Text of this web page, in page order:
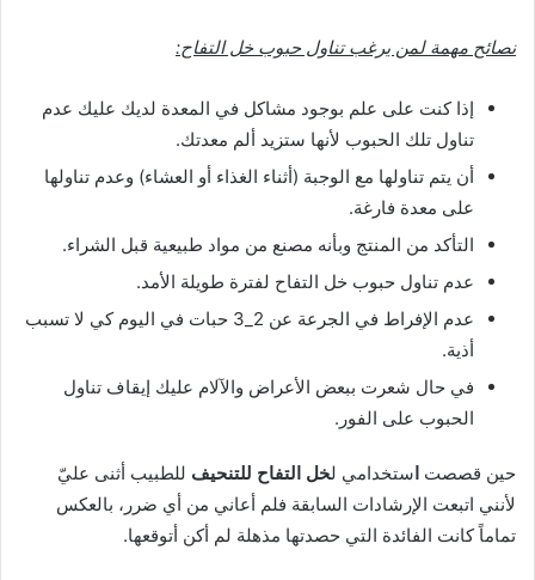
نصائح مهمة لمن يرغب تناول حبوب خل التفاح:
إذا كنت على علم بوجود مشاكل في المعدة لديك عليك عدم
تناول تلك الحبوب لأنها ستزيد ألم معدتك.
أن يتم تناولها مع الوجبة (أثناء الغذاء أو العشاء) وعدم تناولها
على معدة فارغة.
التأكد من المنتج وبأنه مصنع من مواد طبيعية قبل الشراء.
عدم تناول حبوب خل التفاح لفترة طويلة الأمد.
عدم الإفراط في الجرعة عن 2_3 حبات في اليوم كي لا تسبب
أذية.
في حال شعرت ببعض الأعراض والآلام عليك إيقاف تناول
الحبوب على الفور.
حين قصصت ستخدامي لخل التفاح للتنحيف للطبيب أثنى عليّ
لأنني اتبعت الإرشادات السابقة فلم أعاني من أي ضرر، بالعكس
تماماً كانت الفائدة التي حصدتها مذهلة لم أكن أتوقعها.